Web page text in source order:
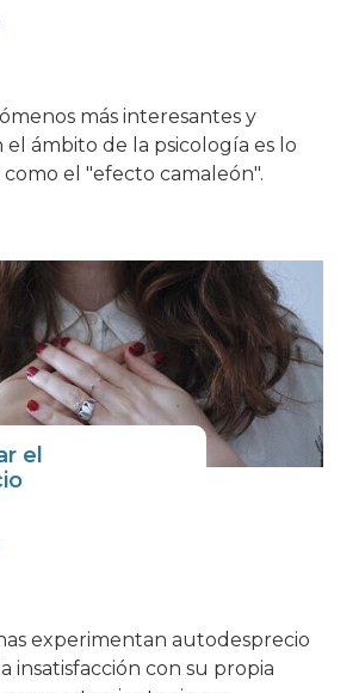
más interesantes y
el ámbito de la psicología es lo
el "efecto camaleón".
el
experimentan autodesprecio
insatisfacción con su propia